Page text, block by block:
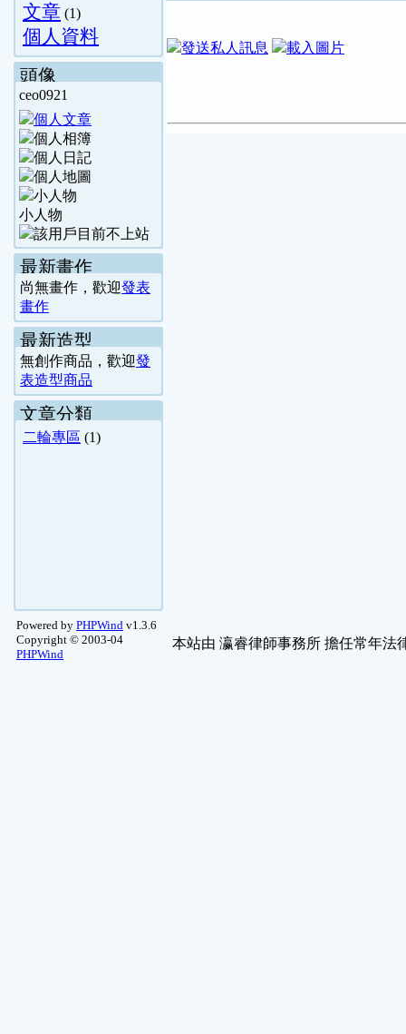
文章 (1)
個人資料
頭像
ceo0921
小人物
最新畫作
尚無畫作，歡迎發表
畫作
最新造型
無創作商品，歡迎發
表造型商品
文章分類
二輪專區 (1)
Powered by PHPWind v1.3.6
Copyright © 2003-04
PHPWind
本站由 瀛睿律師事務所 擔任常年法